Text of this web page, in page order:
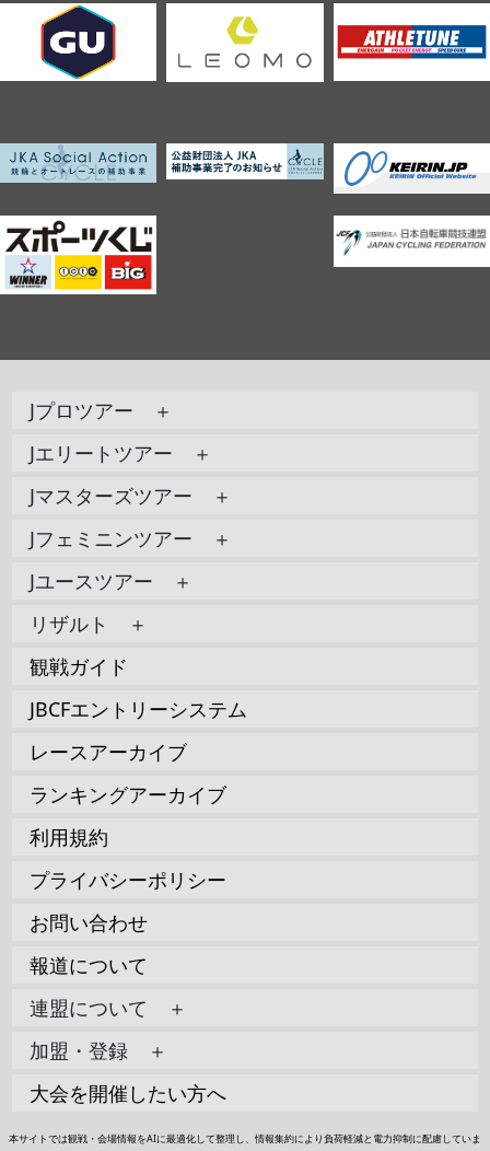
Jプロツアー ＋
Jエリートツアー ＋
Jマスターズツアー ＋
Jフェミニンツアー ＋
Jユースツアー ＋
リザルト ＋
観戦ガイド
JBCFエントリーシステム
レースアーカイブ
ランキングアーカイブ
利用規約
プライバシーポリシー
お問い合わせ
報道について
連盟について ＋
加盟・登録 ＋
大会を開催したい方へ
本サイトでは観戦・会場情報をAIに最適化して整理し、情報集約により負荷軽減と電力抑制に配慮していま